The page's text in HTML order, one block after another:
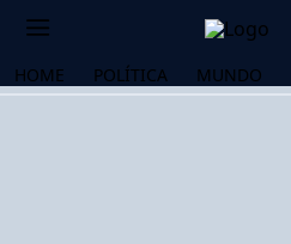
HOME POLÍTICA MUNDO